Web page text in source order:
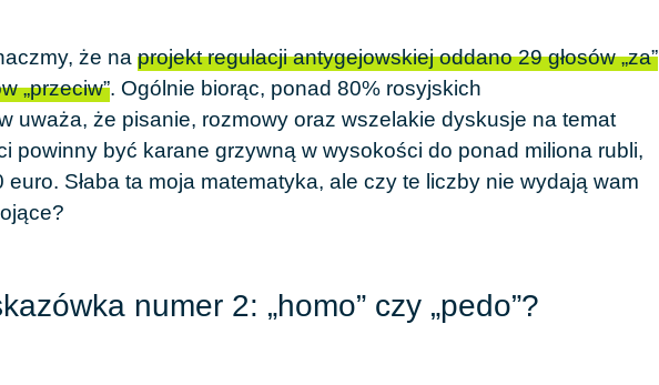
że na projekt regulacji antygejowskiej oddano29głosów „za”
„przeciw”. Ogólnie biorąc, ponad 80% rosyjskich
uważa, że pisanie, rozmowy oraz wszelakie dyskusje na temat
powinny być karane grzywną w wysokości do ponad miliona rubli,
euro. Słaba ta moja matematyka, ale czy te liczby nie wydają wam
numer 2: „homo” czy „pedo”?